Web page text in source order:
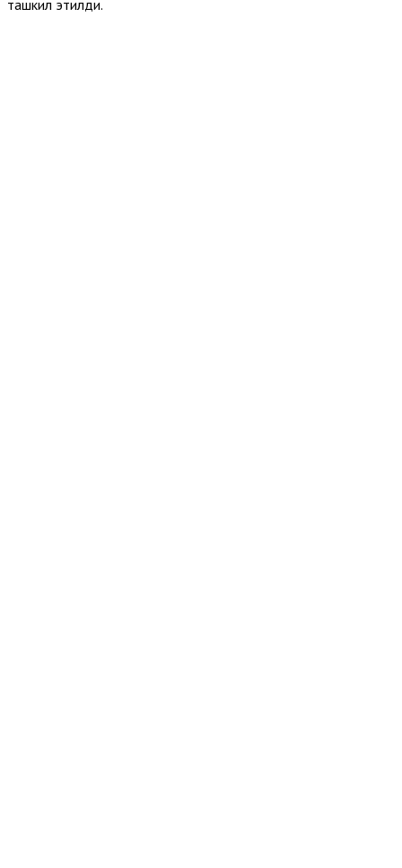
ташкил этилди.